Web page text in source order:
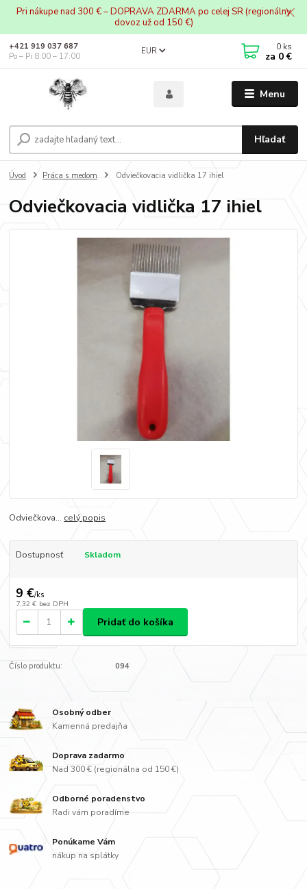
Pri nákupe nad 300 € – DOPRAVA ZDARMA po celej SR (regionálny
dovoz už od 150 €)
Menu
EUR
Hľadať
+421 919 037 687
Po – Pi 8:00 – 17:00
0 ks
za 0 €
Úvod Práca s medom Odviečkovacia vidlička 17 ihiel
Odviečkovacia vidlička 17 ihiel
Odviečkova... celý popis
Dostupnosť Skladom
9 €/ks
7,32 € bez DPH
Pridať do košíka
Číslo produktu: 094
Osobný odber
Kamenná predajňa
Doprava zadarmo
Nad 300 € (regionálna od 150 €)
Odborné poradenstvo
Radi vám poradíme
Ponúkame Vám
nákup na splátky